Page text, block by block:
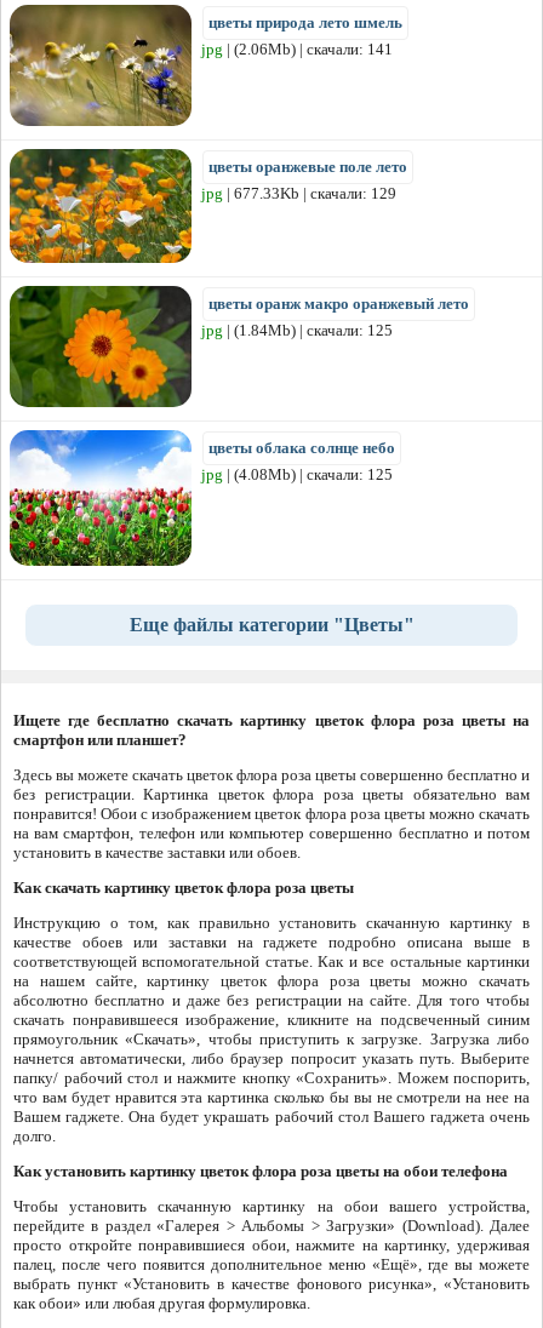
цветы природа лето шмель
jpg | (2.06Mb) | скачали: 141
цветы оранжевые поле лето
jpg | 677.33Kb | скачали: 129
цветы оранж макро оранжевый лето
jpg | (1.84Mb) | скачали: 125
цветы облака солнце небо
jpg | (4.08Mb) | скачали: 125
Еще файлы категории "Цветы"
Ищете где бесплатно скачать картинку цветок флора роза цветы на
смартфон или планшет?
Здесь вы можете скачать цветок флора роза цветы совершенно бесплатно и
без регистрации. Картинка цветок флора роза цветы обязательно вам
понравится! Обои с изображением цветок флора роза цветы можно скачать
на вам смартфон, телефон или компьютер совершенно бесплатно и потом
установить в качестве заставки или обоев.
Как скачать картинку цветок флора роза цветы
Инструкцию о том, как правильно установить скачанную картинку в
качестве обоев или заставки на гаджете подробно описана выше в
соответствующей вспомогательной статье. Как и все остальные картинки
на нашем сайте, картинку цветок флора роза цветы можно скачать
абсолютно бесплатно и даже без регистрации на сайте. Для того чтобы
скачать понравившееся изображение, кликните на подсвеченный синим
прямоугольник «Скачать», чтобы приступить к загрузке. Загрузка либо
начнется автоматически, либо браузер попросит указать путь. Выберите
папку/ рабочий стол и нажмите кнопку «Сохранить». Можем поспорить,
что вам будет нравится эта картинка сколько бы вы не смотрели на нее на
Вашем гаджете. Она будет украшать рабочий стол Вашего гаджета очень
долго.
Как установить картинку цветок флора роза цветы на обои телефона
Чтобы установить скачанную картинку на обои вашего устройства,
перейдите в раздел «Галерея > Альбомы > Загрузки» (Download). Далее
просто откройте понравившиеся обои, нажмите на картинку, удерживая
палец, после чего появится дополнительное меню «Ещё», где вы можете
выбрать пункт «Установить в качестве фонового рисунка», «Установить
как обои» или любая другая формулировка.